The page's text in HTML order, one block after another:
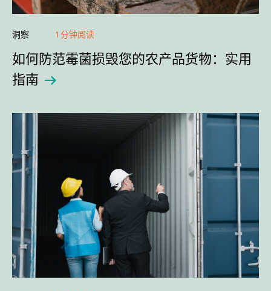
洞察 1 分钟阅读
如何防范霉菌损毁您的农产品货物：实用
指南